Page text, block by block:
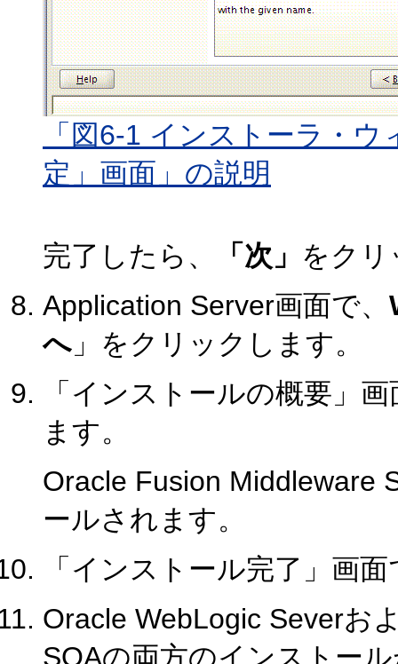
「図6-1 インストーラ・
定」画面」の説明
完了したら、 「次」 をク
Application Server画面で、
へ 」をクリックします。
「インストールの概要」
ます。
Oracle Fusion Middleware
ールされます。
「インストール完了」画面
Oracle WebLogic Severお
SOAの両方のインストー